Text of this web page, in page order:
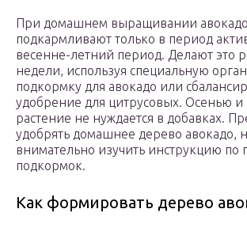
При домашнем выращивании
подкармливают только в период
весенне-летний период. Делают это
недели, используя специальную
подкормку для авокадо или
удобрение для цитрусовых. Осенью и
растение не нуждается в добавках.
удобрять домашнее дерево авокадо,
внимательно изучить инструкцию
подкормок.
Как формировать дерево